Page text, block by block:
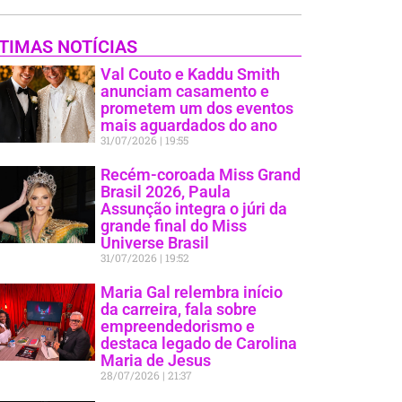
NOTÍCIAS
Val Couto e Kaddu Smith
anunciam casamento e
prometem um dos eventos
mais aguardados do ano
31/07/2026 19:55
Recém-coroada Miss Grand
Brasil 2026, Paula
Assunção integra o júri da
grande final do Miss
Universe Brasil
31/07/2026 19:52
Maria Gal relembra início
da carreira, fala sobre
empreendedorismo e
destaca legado de Carolina
Maria de Jesus
28/07/2026 21:37